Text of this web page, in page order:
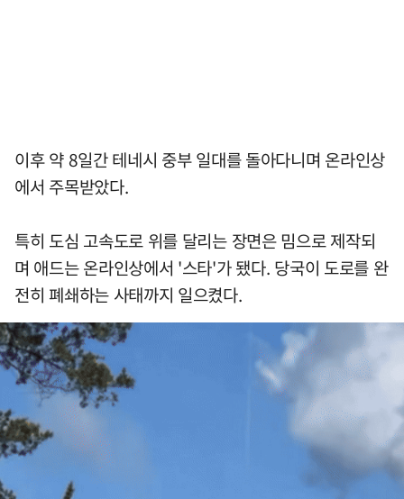
이후 약 8일간 테네시 중부 일대를 돌아다니며 온라인상
에서 주목받았다.
특히 도심 고속도로 위를 달리는 장면은 밈으로 제작되
며 애드는 온라인상에서 '스타'가 됐다. 당국이 도로를 완
전히 폐쇄하는 사태까지 일으켰다.